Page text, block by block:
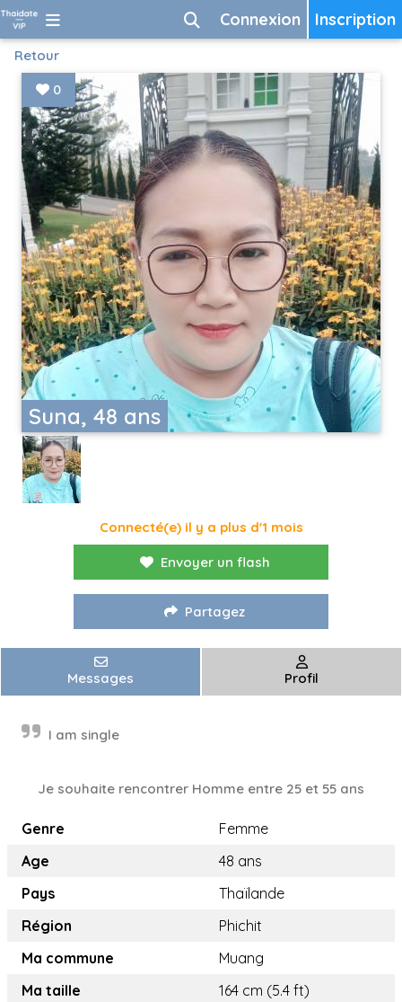
Inscription
Connexion
Retour
Suna, 48 ans
0
Connecté(e) il y a plus d'1 mois
Envoyer un flash
Partagez
Messages Profil
I am single
Je souhaite rencontrer Homme entre 25 et 55 ans
Genre
Femme
Age
48 ans
Pays
Thaïlande
Région
Phichit
Ma commune
Muang
Ma taille
164 cm (5.4 ft)